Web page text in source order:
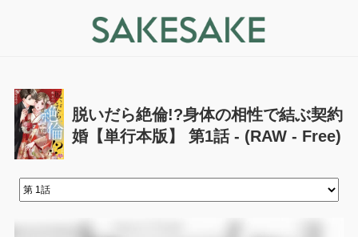
脱いだら絶倫!?身体の相性で結ぶ契約
婚【単行本版】 第1話 - (RAW - Free)